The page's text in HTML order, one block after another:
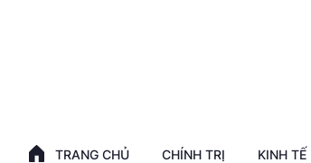
TRANG CHỦ CHÍNH TRỊ KINH TẾ
Phát triển kinh tế nhà nước trong kỷ